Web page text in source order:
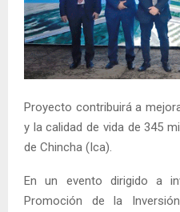
Proyecto contribuirá a
y la calidad de vida de 345
de Chincha (Ica).
En un evento dirigido a
Promoción de la Inversión